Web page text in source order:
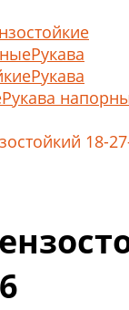
Рукава
Рукава
Рукава
18-